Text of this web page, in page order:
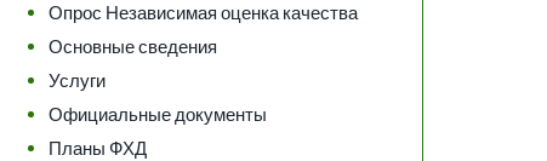
Опрос Независимая оценка качества
Основные сведения
Услуги
Официальные документы
Планы ФХД